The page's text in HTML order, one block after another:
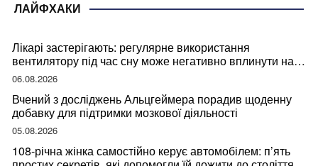
ЛАЙФХАКИ
Лікарі застерігають: регулярне використання
вентилятору під час сну може негативно вплинути на
ваше здоров’я
06.08.2026
Вчений з досліджень Альцгеймера порадив щоденну
добавку для підтримки мозкової діяльності
05.08.2026
108-річна жінка самостійно керує автомобілем: п’ять